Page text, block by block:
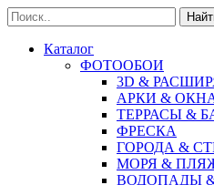
Каталог
ФОТООБОИ
3D &
АРКИ &
ТЕРРАСЫ &
ФРЕСКА
ГОРОДА &
МОРЯ &
ВОДОПАДЫ